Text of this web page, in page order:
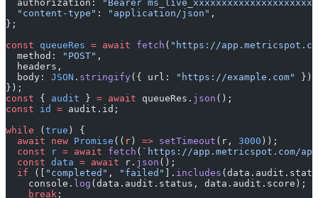
  authorization:
"Bearer
  "content-type"
: "application/json" ,
};
const queueRes = await fetch ( "https://
  method:
"POST" ,
  headers,
  body:
JSON . stringify({ url: "https://example.com"
}),
});
const { audit } = await queueRes. json ();
const id = audit.id;
while (true ) {
  await
new Promise (( r) => setTimeout (r, 3000 ));
  const
r = await fetch ( `https://app.metricspot.com/
  const
data = await r. json ();
  if
([ "completed" , "failed" ]. includes
    console.
log (data.audit.status, data.audit.score);
    break
;